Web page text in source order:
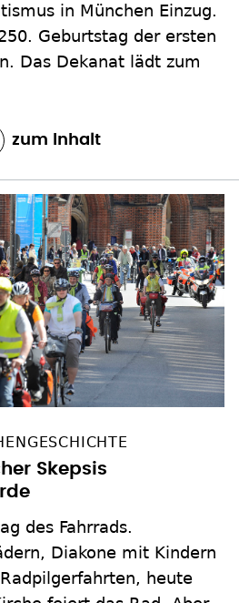
in München Einzug.
Geburtstag der ersten
Das Dekanat lädt zum
zum Inhalt
Skepsis
des Fahrrads.
Diakone mit Kindern
heute